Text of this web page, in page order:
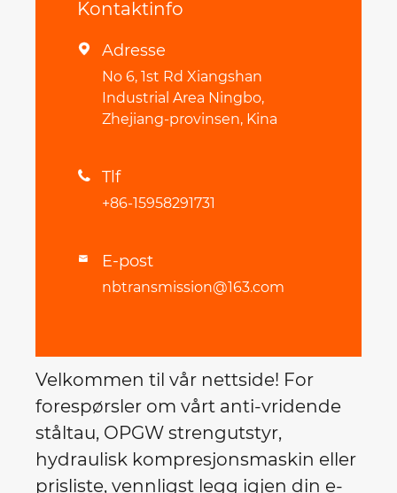
Kontaktinfo
 Adresse
No 6, 1st Rd Xiangshan
Industrial Area Ningbo,
Zhejiang-provinsen, Kina
 Tlf
+86-15958291731
 E-post
nbtransmission@163.com
Velkommen til vår nettside! For
forespørsler om vårt anti-vridende
ståltau, OPGW strengutstyr,
hydraulisk kompresjonsmaskin eller
prisliste, vennligst legg igjen din e-